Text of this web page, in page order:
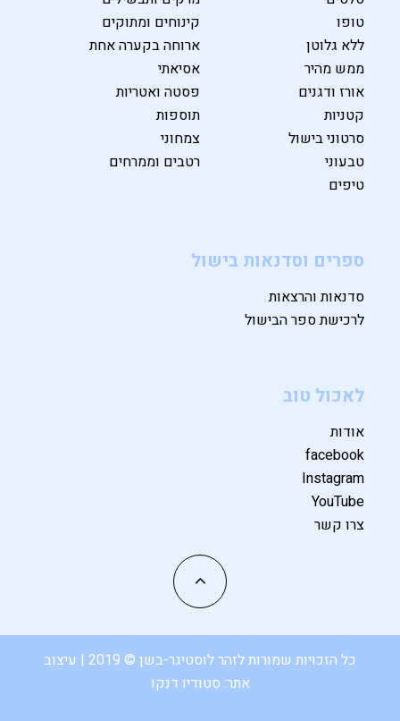
טופו
קינוחים ומתוקים
ללא גלוטן
ארוחה בקערה אחת
ממש מהיר
אסיאתי
אורז ודגנים
פסטה ואטריות
קטניות
תוספות
סרטוני בישול
צמחוני
טבעוני
רטבים וממרחים
טיפים
ספרים וסדנאות בישול
סדנאות והרצאות
לרכישת ספר הבישול
לאכול טוב
אודות
facebook
Instagram
YouTube
צרו קשר
כל הזכויות שמורות לזהר לוסטיגר-בשן © 2019 | עיצוב
אתר: סטודיו דנקו